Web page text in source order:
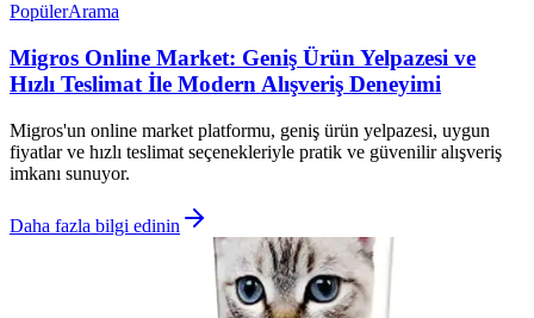
PopülerArama
Migros Online Market: Geniş Ürün Yelpazesi ve
Hızlı Teslimat İle Modern Alışveriş Deneyimi
Migros'un online market platformu, geniş ürün yelpazesi, uygun
fiyatlar ve hızlı teslimat seçenekleriyle pratik ve güvenilir alışveriş
imkanı sunuyor.
Daha fazla bilgi edinin